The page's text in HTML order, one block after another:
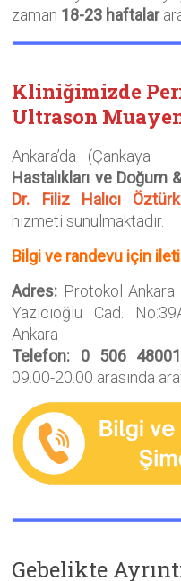
zaman 18-23 haftalar
Kliniğimizde
Ultrason
Ankara’da (Çankaya
Hastalıkları ve Doğum
Dr. Filiz Halıcı Öztürk
hizmeti sunulmaktadır.
Bilgi ve randevu için
Adres: Protokol Ankara
Yazıcıoğlu Cad.
Ankara
Telefon: 0 506
09.00-20.00 arasında
Gebelikte